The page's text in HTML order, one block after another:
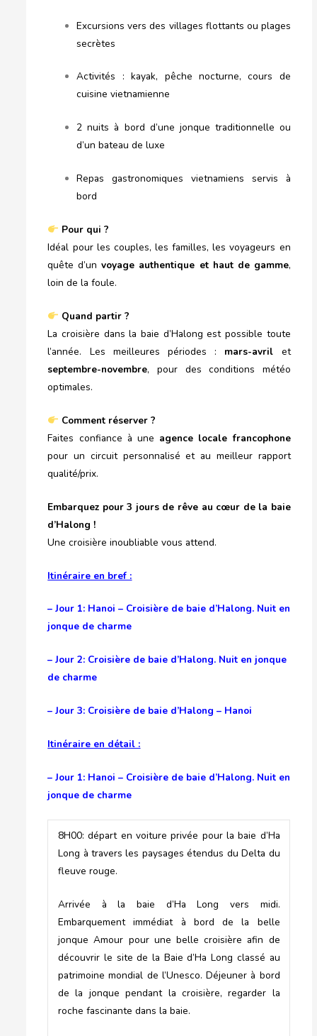
Excursions vers des villages flottants ou plages
secrètes
Activités : kayak, pêche nocturne, cours de
cuisine vietnamienne
2 nuits à bord d’une jonque traditionnelle ou
d’un bateau de luxe
Repas gastronomiques vietnamiens servis à
bord
Pour qui ?
Idéal pour les couples, les familles, les voyageurs en
quête d’unvoyage authentique et haut de gamme,
loin de la foule.
Quand partir ?
La croisière dans la baie d’Halong est possible toute
l’année. Les meilleures périodes : mars-avril et
septembre-novembre, pour des conditions météo
optimales.
Comment réserver ?
Faites confiance à une agence locale francophone
pour un circuit personnalisé et au meilleur rapport
qualité/prix.
Embarquez pour 3 jours de rêve au cœur de la baie
d’Halong !
Une croisière inoubliable vous attend.
Itinéraire en bref :
– Jour 1: Hanoi – Croisière de baie d’Halong. Nuit en
jonque de charme
– Jour 2: Croisière de baie d’Halong. Nuit en jonque
de charme
– Jour 3: Croisière de baie d’Halong – Hanoi
Itinéraire en détail :
– Jour 1: Hanoi – Croisière de baie d’Halong. Nuit en
jonque de charme
8H00: départ en voiture privée pour la baie d’Ha
Long à travers les paysages étendus du Delta du
fleuve rouge.
Arrivée à la baie d’Ha Long vers midi.
Embarquement immédiat à bord de la belle
jonque Amour pour une belle croisière afin de
découvrir le site de la Baie d’Ha Long classé au
patrimoine mondial de l’Unesco. Déjeuner à bord
de la jonque pendant la croisière, regarder la
roche fascinante dans la baie.